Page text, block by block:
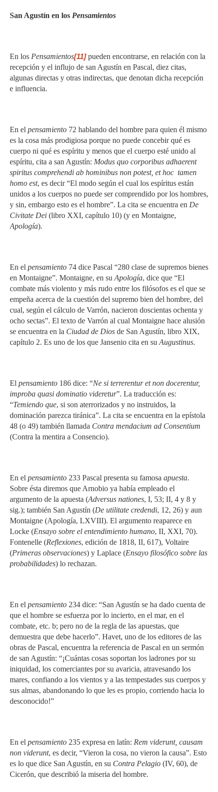
San Agustín en los Pensamientos
En los Pensamientos[11] pueden encontrarse, en relación con la
recepción y el influjo de san Agustín en Pascal, diez citas,
algunas directas y otras indirectas, que denotan dicha recepción
e influencia.
En el pensamiento 72 hablando del hombre para quien él mismo
es la cosa más prodigiosa porque no puede concebir qué es
cuerpo ni qué es espíritu y menos que el cuerpo esté unido al
espíritu, cita a san Agustín: Modus quo corporibus adhaerent
spiritus comprehendi ab hominibus non potest, et hoc tamen
homo est, es decir “El modo según el cual los espíritus están
unidos a los cuerpos no puede ser comprendido por los hombres,
y sin, embargo esto es el hombre”. La cita se encuentra en De
Civitate Dei (libro XXI, capítulo 10) (y en Montaigne,
Apología).
En el pensamiento 74 dice Pascal “280 clase de supremos bienes
en Montaigne”. Montaigne, en su Apología, dice que “El
combate más violento y más rudo entre los filósofos es el que se
empeña acerca de la cuestión del supremo bien del hombre, del
cual, según el cálculo de Varrón, nacieron doscientas ochenta y
ocho sectas”. El texto de Varrón al cual Montaigne hace alusión
se encuentra en la Ciudad de Dios de San Agustín, libro XIX,
capítulo 2. Es uno de los que Jansenio cita en su Augustinus.
El pensamiento 186 dice: “Ne si terrerentur et non docerentur,
improba quasi dominatio videretur”. La traducción es:
“Temiendo que, si son aterrorizados y no instruidos, la
dominación parezca tiránica”. La cita se encuentra en la epístola
48 (o 49) también llamada Contra mendacium ad Consentium
(Contra la mentira a Consencio).
En el pensamiento 233 Pascal presenta su famosa apuesta.
Sobre ésta diremos que Arnobio ya había empleado el
argumento de la apuesta (Adversus nationes, I, 53; II, 4 y 8 y
sig.); también San Agustín (De utilitate credendi, 12, 26) y aun
Montaigne (Apología, LXVIII). El argumento reaparece en
Locke (Ensayo sobre el entendimiento humano, II, XXI, 70).
Fontenelle (Reflexiones, edición de 1818, II, 617), Voltaire
(Primeras observaciones) y Laplace (Ensayo filosófico sobre las
probabilidades) lo rechazan.
En el pensamiento 234 dice: “San Agustín se ha dado cuenta de
que el hombre se esfuerza por lo incierto, en el mar, en el
combate, etc. b; pero no de la regla de las apuestas, que
demuestra que debe hacerlo”. Havet, uno de los editores de las
obras de Pascal, encuentra la referencia de Pascal en un sermón
de san Agustín: “¡Cuántas cosas soportan los ladrones por su
iniquidad, los comerciantes por su avaricia, atravesando los
mares, confiando a los vientos y a las tempestades sus cuerpos y
sus almas, abandonando lo que les es propio, corriendo hacia lo
desconocido!”
En el pensamiento 235 expresa en latín: Rem viderunt, causam
non viderunt, es decir, “Vieron la cosa, no vieron la causa”. Esto
es lo que dice San Agustín, en su Contra Pelagio (IV, 60), de
Cicerón, que describió la miseria del hombre.